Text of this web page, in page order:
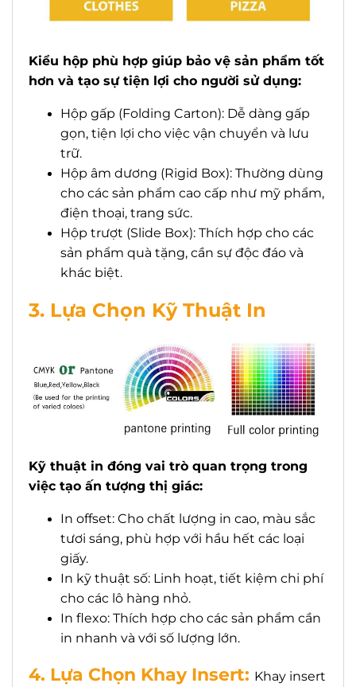
Kiểu hộp phù hợp giúp bảo vệ sản phẩm tốt
hơn và tạo sự tiện lợi cho người sử dụng:
Hộp gấp (Folding Carton): Dễ dàng gấp
gọn, tiện lợi cho việc vận chuyển và lưu
trữ.
Hộp âm dương (Rigid Box): Thường dùng
cho các sản phẩm cao cấp như mỹ phẩm,
điện thoại, trang sức.
Hộp trượt (Slide Box): Thích hợp cho các
sản phẩm quà tặng, cần sự độc đáo và
khác biệt.
3. Lựa Chọn Kỹ Thuật In
Kỹ thuật in đóng vai trò quan trọng trong
việc tạo ấn tượng thị giác:
In offset: Cho chất lượng in cao, màu sắc
tươi sáng, phù hợp với hầu hết các loại
giấy.
In kỹ thuật số: Linh hoạt, tiết kiệm chi phí
cho các lô hàng nhỏ.
In flexo: Thích hợp cho các sản phẩm cần
in nhanh và với số lượng lớn.
4. Lựa Chọn Khay Insert: Khay insert